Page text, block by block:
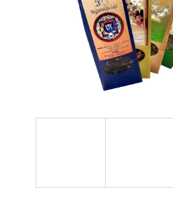
Doporučujeme